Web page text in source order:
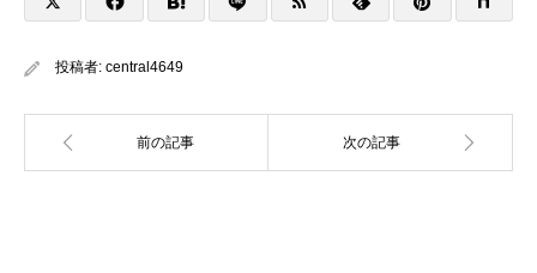
投稿者: central4649